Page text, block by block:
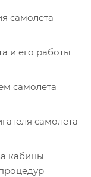
самолета
и его работы
самолета
самолета
кабины